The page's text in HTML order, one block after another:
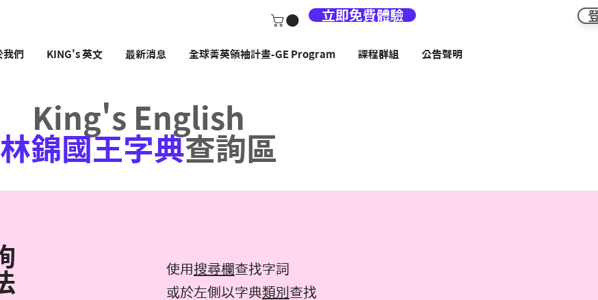
立即免費體驗
我們 KING's 英文 最新消息 全球菁英領袖計畫-GE Program 課程群組 公告聲明
King's English
林錦國王字典查詢區
使用搜尋欄查找字詞
或於左側以字典類別 查找